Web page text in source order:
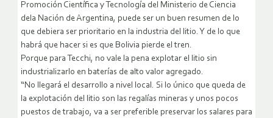
Promoción Científica y Tecnología del Ministerio de Ciencia
dela Nación de Argentina, puede ser un buen resumen de lo
que debiera ser prioritario en la industria del litio. Y de lo que
habrá que hacer si es que Bolivia pierde el tren.
Porque para Tecchi, no vale la pena explotar el litio sin
industrializarlo en baterías de alto valor agregado.
“No llegará el desarrollo a nivel local. Si lo único que queda de
la explotación del litio son las regalías mineras y unos pocos
puestos de trabajo, va a ser preferible preservar los salares para